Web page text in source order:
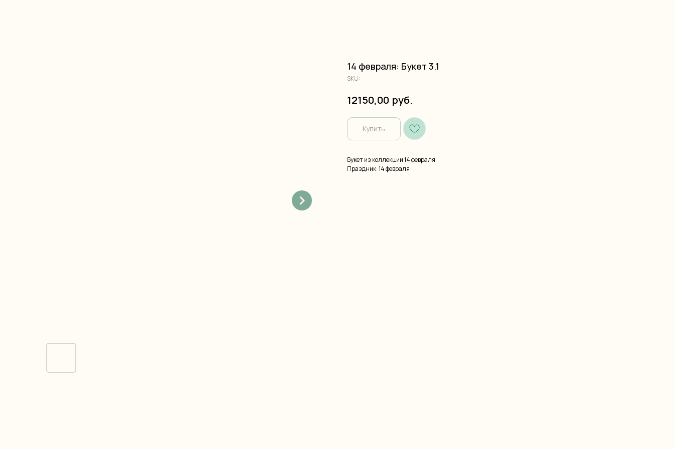
14 февраля: Букет 3.1
SKU:
12150,00 руб.
Купить
Букет из коллекции 14 февраля
Праздник: 14 февраля